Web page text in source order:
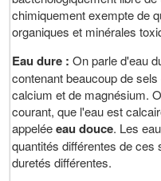
chimiquement exempte de
organiques et minérales
Eau dure :On parle d'eau
contenant beaucoup de
calcium et de magnésium.
courant, que l'eau est
appeléeeau douce. Les
quantités différentes de ces
duretés différentes.